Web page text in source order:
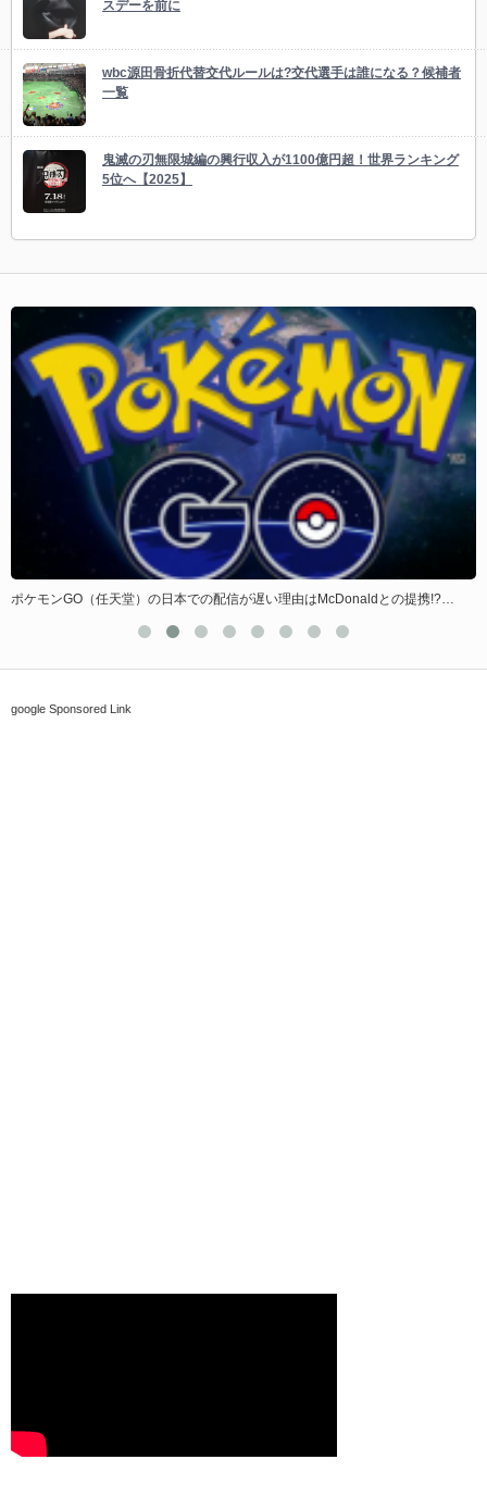
スデーを前に
wbc源田骨折代替交代ルールは?交代選手は誰になる？候補者
一覧
鬼滅の刃無限城編の興行収入が1100億円超！世界ランキング
5位へ【2025】
ポケモンGO（任天堂）の日本での配信が遅い理由はMcDonaldとの提携!?…
google Sponsored Link